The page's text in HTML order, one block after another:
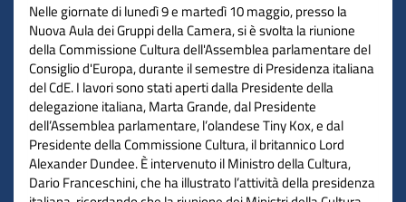
Nelle giornate di lunedì 9 e martedì 10 maggio, presso la
Nuova Aula dei Gruppi della Camera, si è svolta la riunione
della Commissione Cultura dell'Assemblea parlamentare del
Consiglio d'Europa, durante il semestre di Presidenza italiana
del CdE. I lavori sono stati aperti dalla Presidente della
delegazione italiana, Marta Grande, dal Presidente
dell’Assemblea parlamentare, l’olandese Tiny Kox, e dal
Presidente della Commissione Cultura, il britannico Lord
Alexander Dundee. È intervenuto il Ministro della Cultura,
Dario Franceschini, che ha illustrato l’attività della presidenza